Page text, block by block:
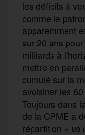
les déficits à
comme le
apparemment
sur 20 ans
milliards à
mettre en
cumulé sur la
avoisiner les
Toujours dans
de la CPME a
répartition « va